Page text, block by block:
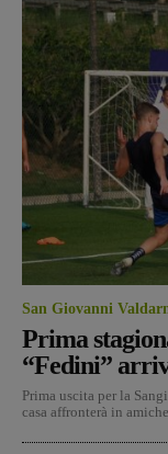
San Giovanni
Prima
“Fedini”
Prima uscita per la
casa affronterà in